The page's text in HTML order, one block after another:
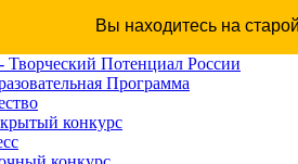
Вы находитесь на
Творческий Потенциал России
Программа
конкурс